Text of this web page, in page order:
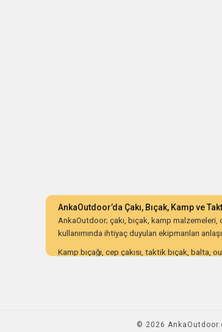
AnkaOutdoor’da Çakı, Bıçak, Kamp ve
AnkaOutdoor; çakı, bıçak, kamp malzemeleri,
kullanımında ihtiyaç duyulan ekipmanları
Kamp bıçağı, cep çakısı, taktik bıçak, balta,
© 2026